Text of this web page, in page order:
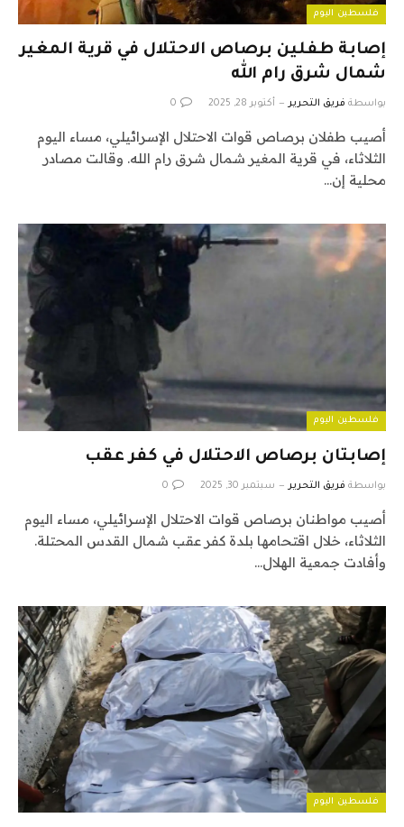
فلسطين اليوم
إصابة طفلين برصاص الاحتلال في قرية المغير
شمال شرق رام الله
بواسطة فريق التحرير أكتوبر 28, 2025 0
أصيب طفلان برصاص قوات الاحتلال الإسرائيلي، مساء اليوم
الثلاثاء، في قرية المغير شمال شرق رام الله. وقالت مصادر
محلية إن…
فلسطين اليوم
إصابتان برصاص الاحتلال في كفر عقب
بواسطة فريق التحرير سبتمبر 30, 2025 0
أصيب مواطنان برصاص قوات الاحتلال الإسرائيلي، مساء اليوم
الثلاثاء، خلال اقتحامها بلدة كفر عقب شمال القدس المحتلة.
وأفادت جمعية الهلال…
فلسطين اليوم